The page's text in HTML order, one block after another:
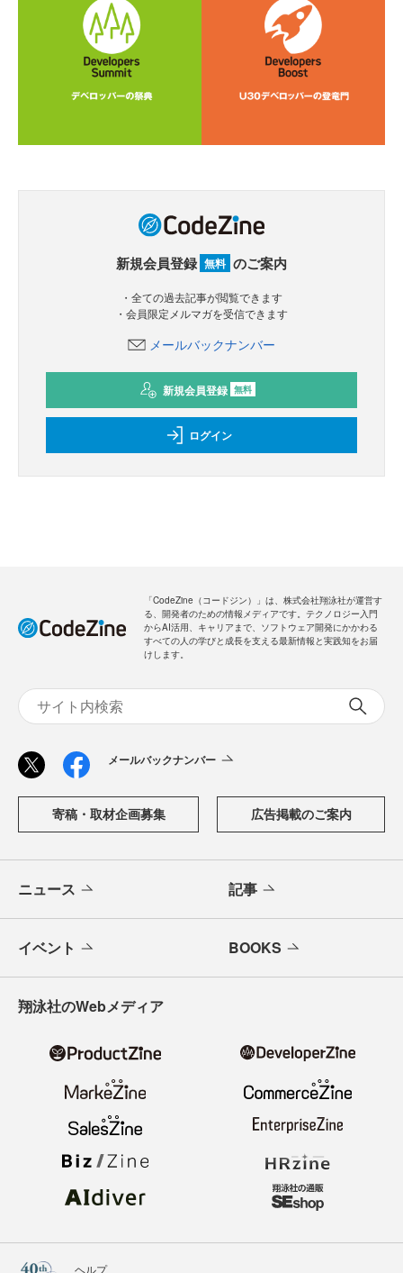
新規会員登録 無料 のご案内
・全ての過去記事が閲覧できます
・会員限定メルマガを受信できます
メールバックナンバー
新規会員登録 無料
ログイン
「CodeZine（コードジン）」は、株式会社翔泳社が運営す
る、開発者のための情報メディアです。テクノロジー入門
からAI活用、キャリアまで、ソフトウェア開発にかかわる
すべての人の学びと成長を支える最新情報と実践知をお届
けします。
メールバックナンバー
寄稿・取材企画募集 広告掲載のご案内
ニュース 記事
イベント BOOKS
翔泳社のWebメディア
ヘルプ